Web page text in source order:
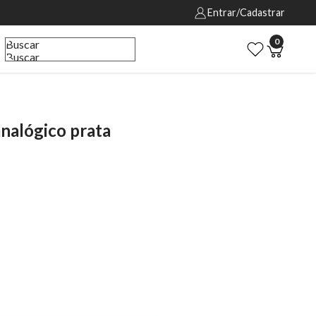
Entrar/Cadastrar
Buscar
Buscar
0
prata